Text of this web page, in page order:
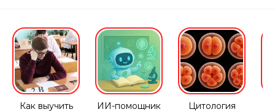
Как выучить ИИ-помощник Цитология